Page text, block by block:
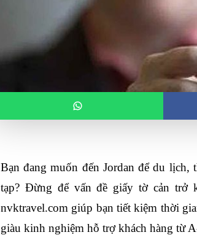
Bạn đang muốn đến Jordan để du
tạp? Đừng để vấn đề giấy tờ cản trở
nvktravel.com giúp bạn tiết kiệm thời
giàu kinh nghiệm hỗ trợ khách hàng từ